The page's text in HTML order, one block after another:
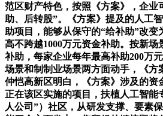
范区财产特色，按照《方案》，企业
助、后转股”。《方案》提及的人工
助项目，能够从保守的“给补助”改变
高不跨越1000万元资金补助。按新
补助，每家企业每年最高补助200万
场景和制制业场景两方面动手，《方
仲恺高新区明白，《方案》涉及的资
正在该区实施的项目，扶植人工智能
人公司”）社区，从研发支撑、要素